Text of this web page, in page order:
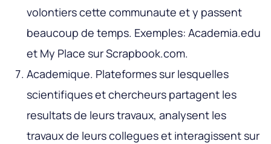
volontiers cette communaute et y passent
beaucoup de temps. Exemples: Academia.edu
et My Place sur Scrapbook.com.
Academique. Plateformes sur lesquelles
scientifiques et chercheurs partagent les
resultats de leurs travaux, analysent les
travaux de leurs collegues et interagissent sur